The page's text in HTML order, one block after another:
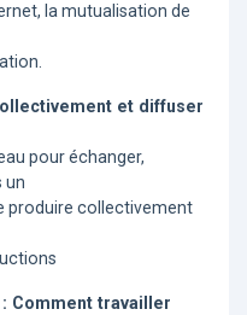
la mutualisation de
et diffuser
pour échanger,
un
produire collectivement
Comment travailler